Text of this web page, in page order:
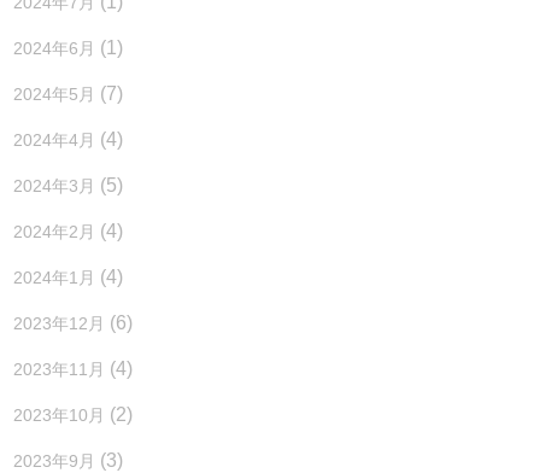
2024年6月 (1)
2024年5月 (7)
2024年4月 (4)
2024年3月 (5)
2024年2月 (4)
2024年1月 (4)
2023年12月 (6)
2023年11月 (4)
2023年10月 (2)
2023年9月 (3)